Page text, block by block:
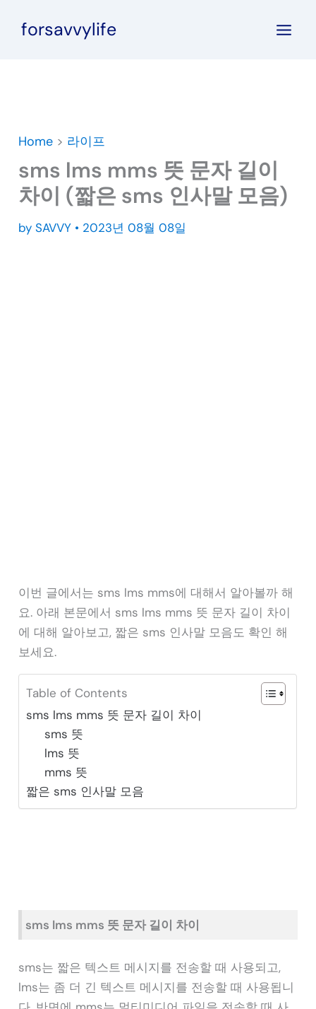
forsavvylife
Home > 라이프
sms lms mms 뜻 문자 길이
차이 (짧은 sms 인사말 모음)
by SAVVY • 2023년 08월 08일
이번 글에서는 sms lms mms에 대해서 알아볼까 해
요. 아래 본문에서 sms lms mms 뜻 문자 길이 차이
에 대해 알아보고, 짧은 sms 인사말 모음도 확인 해
보세요.
Table of Contents
sms lms mms 뜻 문자 길이 차이
sms 뜻
lms 뜻
mms 뜻
짧은 sms 인사말 모음
sms lms mms 뜻 문자 길이 차이
sms는 짧은 텍스트 메시지를 전송할 때 사용되고,
lms는 좀 더 긴 텍스트 메시지를 전송할 때 사용됩니